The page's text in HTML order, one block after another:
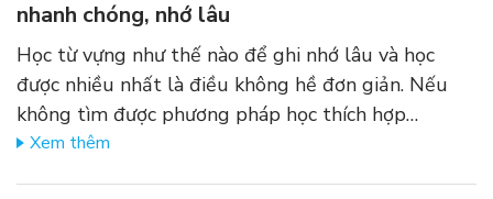
nhanh chóng, nhớ lâu
Học từ vựng như thế nào để ghi nhớ lâu và học
được nhiều nhất là điều không hề đơn giản. Nếu
không tìm được phương pháp học thích hợp…
Xem thêm